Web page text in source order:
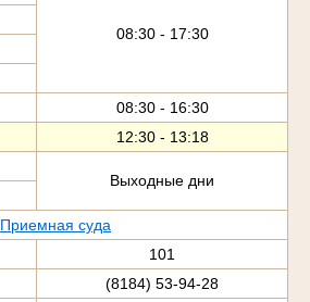
08:30 - 17:30
08:30 - 16:30
12:30 - 13:18
Выходные дни
Приемная суда
101
(8184) 53-94-28